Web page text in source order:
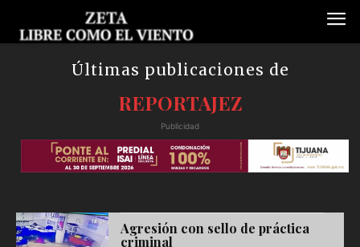
Últimas publicaciones de
REPORTAJEZ
Publicidad
Agresión con sello de práctica
criminal